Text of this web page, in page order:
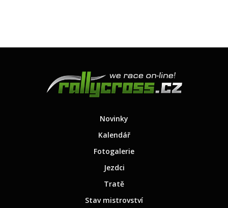
Novinky
Kalendář
Fotogalerie
Jezdci
Tratě
Stav mistrovství